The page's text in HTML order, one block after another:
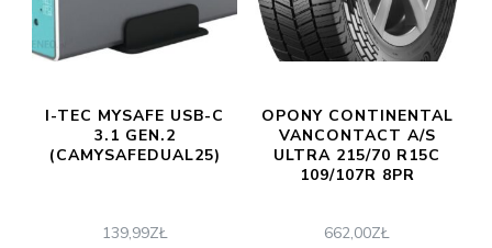
I-TEC MYSAFE USB-C
3.1 GEN.2
(CAMYSAFEDUAL25)
139,99ZŁ
OPONY CONTINENTAL
VANCONTACT A/S
ULTRA 215/70 R15C
109/107R 8PR
662,00ZŁ